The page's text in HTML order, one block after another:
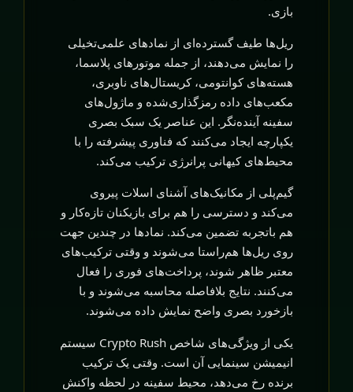
بازی.
ریل‌ها طیف گسترده‌ای از نمادهای علمی‌تخیلی
را نمایش می‌دهند، از جمله موتورهای پلاسما،
هسته‌های کوانتومی، کریستال‌های ناوبری،
مکعب‌های داده رمزگذاری‌شده و ماژول‌های
سفینه آینده‌نگر. این عناصر یک سبک بصری
یکپارچه ایجاد می‌کنند که فناوری پیشرفته را با
محیط‌های کیهانی پرانرژی ترکیب می‌کند.
گیم‌پلی از مکانیک‌های آشنای اسلات پیروی
می‌کند و دسترسی را هم برای بازیکنان تازه‌کار و
هم باتجربه تضمین می‌کند. نمادها در چندین جهت
روی ریل‌ها هم‌راستا می‌شوند و وقتی ترکیب‌های
معتبر ظاهر شوند، پرداخت‌های فوری را فعال
می‌کنند. نتایج بلافاصله محاسبه می‌شوند و با
بازخورد بصری واضح نمایش داده می‌شوند.
یکی از ویژگی‌های شاخص Crypto Rush سیستم
انیمیشن سینمایی آن است. وقتی یک ترکیب
برنده رخ می‌دهد، محیط سفینه در لحظه واکنش